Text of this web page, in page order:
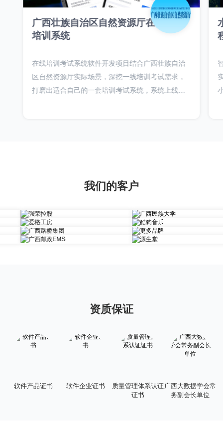
广西壮族自治区自然资源厅在线考试
培训系统
在线培训考试系统软件开发项目结合广西壮族自治
区自然资源厅实际场景，深挖一线培训考试需求，
打磨出适合自己的一套培训考试系统，系统上线最
我们的客户
资质保证
软件产品证书 软件企业证书
质量管理体系认证
证书
广西大数据学会常
务副会长单位